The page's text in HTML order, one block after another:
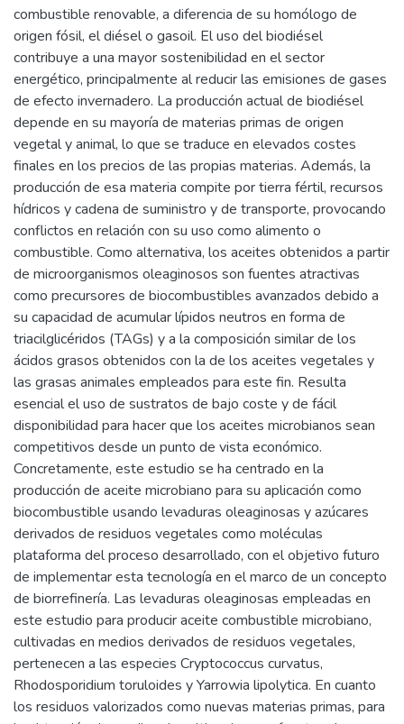
combustible renovable, a diferencia de su homólogo de
origen fósil, el diésel o gasoil. El uso del biodiésel
contribuye a una mayor sostenibilidad en el sector
energético, principalmente al reducir las emisiones de gases
de efecto invernadero. La producción actual de biodiésel
depende en su mayoría de materias primas de origen
vegetal y animal, lo que se traduce en elevados costes
finales en los precios de las propias materias. Además, la
producción de esa materia compite por tierra fértil, recursos
hídricos y cadena de suministro y de transporte, provocando
conflictos en relación con su uso como alimento o
combustible. Como alternativa, los aceites obtenidos a partir
de microorganismos oleaginosos son fuentes atractivas
como precursores de biocombustibles avanzados debido a
su capacidad de acumular lípidos neutros en forma de
triacilglicéridos (TAGs) y a la composición similar de los
ácidos grasos obtenidos con la de los aceites vegetales y
las grasas animales empleados para este fin. Resulta
esencial el uso de sustratos de bajo coste y de fácil
disponibilidad para hacer que los aceites microbianos sean
competitivos desde un punto de vista económico.
Concretamente, este estudio se ha centrado en la
producción de aceite microbiano para su aplicación como
biocombustible usando levaduras oleaginosas y azúcares
derivados de residuos vegetales como moléculas
plataforma del proceso desarrollado, con el objetivo futuro
de implementar esta tecnología en el marco de un concepto
de biorrefinería. Las levaduras oleaginosas empleadas en
este estudio para producir aceite combustible microbiano,
cultivadas en medios derivados de residuos vegetales,
pertenecen a las especies Cryptococcus curvatus,
Rhodosporidium toruloides y Yarrowia lipolytica. En cuanto
los residuos valorizados como nuevas materias primas, para